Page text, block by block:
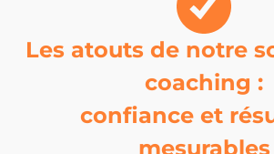
Les atouts de notre
coaching :
confiance et
mesurables